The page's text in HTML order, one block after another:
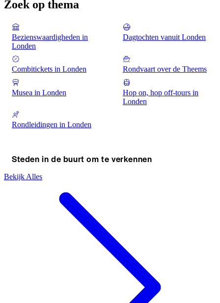
Zoek op thema
Bezienswaardigheden in
Londen
Dagtochten vanuit Londen
Combitickets in Londen Rondvaart over de Theems
Musea in Londen
Hop on, hop off-tours in
Londen
Rondleidingen in Londen
Steden in de buurt om te verkennen
Bekijk Alles